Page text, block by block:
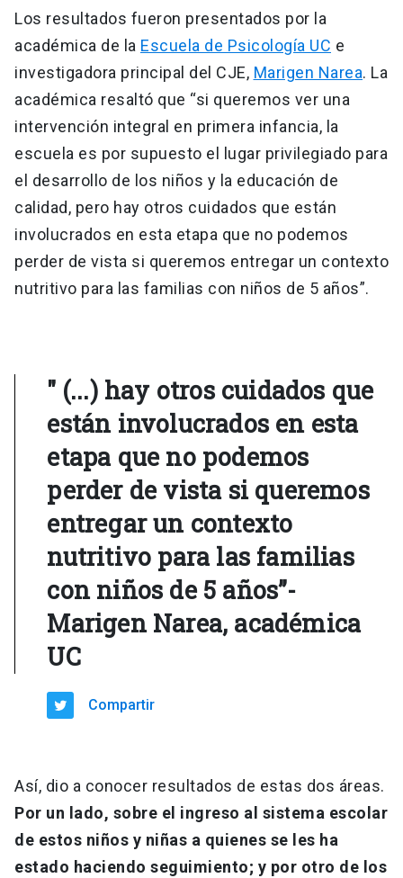
Los resultados fueron presentados por la
académica de la Escuela de Psicología UC e
investigadora principal del CJE, Marigen Narea. La
académica resaltó que “si queremos ver una
intervención integral en primera infancia, la
escuela es por supuesto el lugar privilegiado para
el desarrollo de los niños y la educación de
calidad, pero hay otros cuidados que están
involucrados en esta etapa que no podemos
perder de vista si queremos entregar un contexto
nutritivo para las familias con niños de 5 años”.
" (...) hay otros cuidados que
están involucrados en esta
etapa que no podemos
perder de vista si queremos
entregar un contexto
nutritivo para las familias
con niños de 5 años”-
Marigen Narea, académica
UC
Compartir
Así, dio a conocer resultados de estas dos áreas.
Por un lado, sobre el ingreso al sistema escolar
de estos niños y niñas a quienes se les ha
estado haciendo seguimiento; y por otro de los